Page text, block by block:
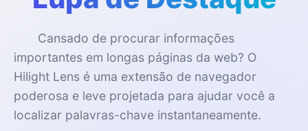
Cansado de procurar informações
importantes em longas páginas da web? O
Hilight Lens é uma extensão de navegador
poderosa e leve projetada para ajudar você a
localizar palavras-chave instantaneamente.